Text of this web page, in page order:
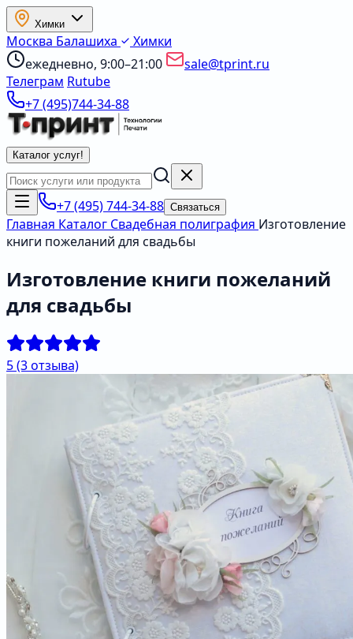
Химки
Москва Балашиха
Химки
ежедневно, 9:00–21:00
sale@tprint.ru
Телеграм Rutube
+7 (495)744-34-88
Каталог услуг!
+7 (495) 744-34-88 Связаться
Главная Каталог Свадебная полиграфия Изготовление
книги пожеланий для свадьбы
Изготовление книги пожеланий
для свадьбы
5(3 отзыва)